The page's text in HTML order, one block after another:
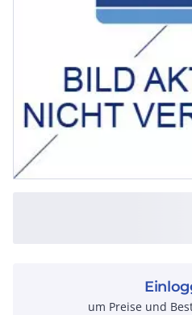
um Preise und